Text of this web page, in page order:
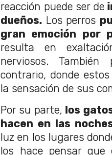
reacción puede ser de
dueños. Los perros
gran emoción por
resulta en
nerviosos.
contrario, donde
la sensación de sus
Por su parte, los
hacen en las
luz en los lugares
los hace pensar